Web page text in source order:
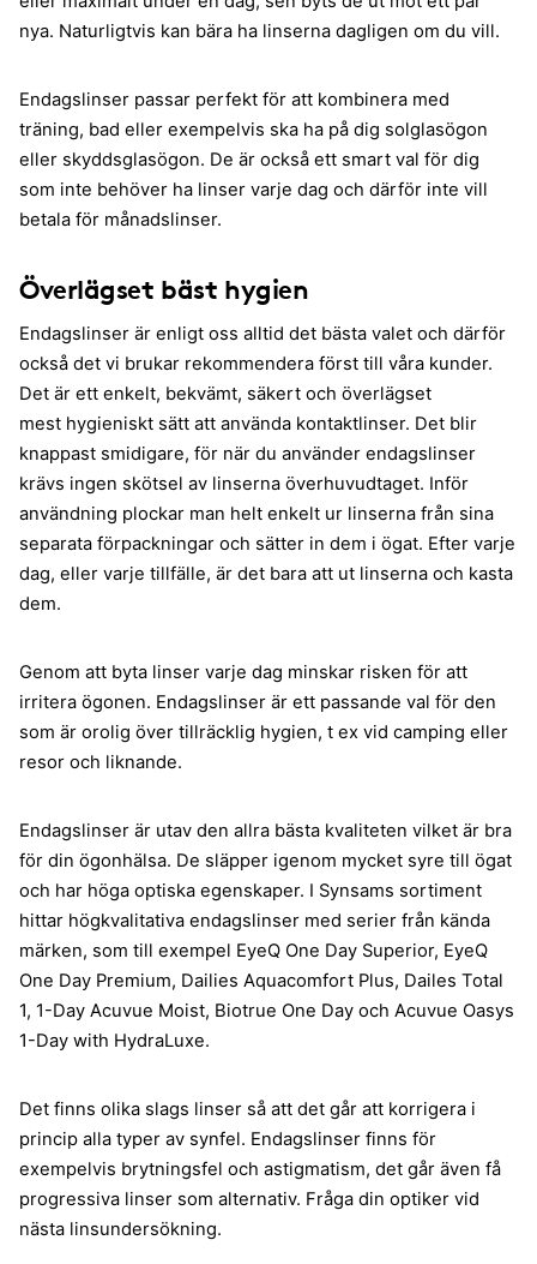
nya. Naturligtvis kan bära ha linserna dagligen om du vill.
Endagslinser passar perfekt för att kombinera med
träning, bad eller exempelvis ska ha på dig solglasögon
eller skyddsglasögon. De är också ett smart val för dig
som inte behöver ha linser varje dag och därför inte vill
betala för månadslinser.
Överlägset bäst hygien
Endagslinser är enligt oss alltid det bästa valet och därför
också det vi brukar rekommendera först till våra kunder.
Det är ett enkelt, bekvämt, säkert och överlägset
mest hygieniskt sätt att använda kontaktlinser. Det blir
knappast smidigare, för när du använder endagslinser
krävs ingen skötsel av linserna överhuvudtaget. Inför
användning plockar man helt enkelt ur linserna från sina
separata förpackningar och sätter in dem i ögat. Efter varje
dag, eller varje tillfälle, är det bara att ut linserna och kasta
dem.
Genom att byta linser varje dag minskar risken för att
irritera ögonen. Endagslinser är ett passande val för den
som är orolig över tillräcklig hygien, t ex vid camping eller
resor och liknande.
Endagslinser är utav den allra bästa kvaliteten vilket är bra
för din ögonhälsa. De släpper igenom mycket syre till ögat
och har höga optiska egenskaper. I Synsams sortiment
hittar högkvalitativa endagslinser med serier från kända
märken, som till exempel EyeQ One Day Superior, EyeQ
One Day Premium, Dailies Aquacomfort Plus, Dailes Total
1, 1-Day Acuvue Moist, Biotrue One Day och Acuvue Oasys
1-Day with HydraLuxe.
Det finns olika slags linser så att det går att korrigera i
princip alla typer av synfel. Endagslinser finns för
exempelvis brytningsfel och astigmatism, det går även få
progressiva linser som alternativ. Fråga din optiker vid
nästa linsundersökning.